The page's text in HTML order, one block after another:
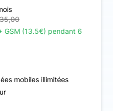
GSM (13.5€) pendant 6
mobiles illimitées